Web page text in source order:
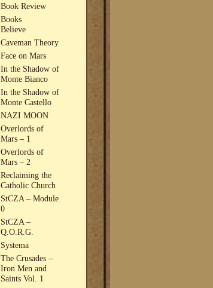
Book Review
Books
Believe
Caveman Theory
Face on Mars
In the Shadow of
Monte Bianco
In the Shadow of
Monte Castello
NAZI MOON
Overlords of
Mars – 1
Overlords of
Mars – 2
Reclaiming the
Catholic Church
StCZA – Module
0
StCZA –
Q.O.R.G.
Systema
The Crusades –
Iron Men and
Saints Vol. 1